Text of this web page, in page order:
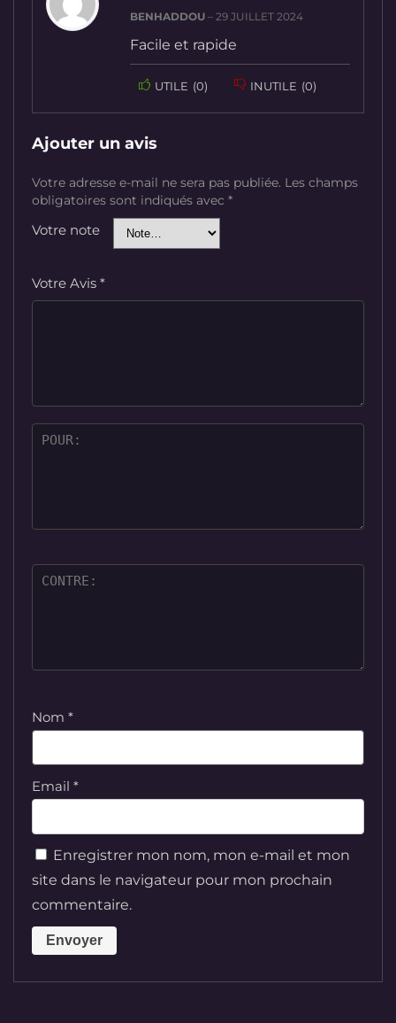
BENHADDOU – 29 JUILLET 2024
Facile et rapide
UTILE (0) INUTILE (0)
Ajouter un avis
Votre adresse e-mail ne sera pas publiée. Les champs
obligatoires sont indiqués avec *
Votre note
Votre Avis *
Nom *
Email *
Enregistrer mon nom, mon e-mail et mon
site dans le navigateur pour mon prochain
commentaire.